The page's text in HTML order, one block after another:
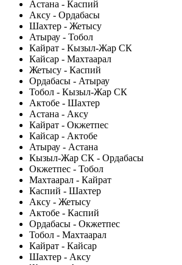
Астана - Каспий
Аксу - Ордабасы
Шахтер - Жетысу
Атырау - Тобол
Кайрат - Кызыл-Жар СК
Кайсар - Махтаарал
Жетысу - Каспий
Ордабасы - Атырау
Тобол - Кызыл-Жар СК
Актобе - Шахтер
Астана - Аксу
Кайрат - Окжетпес
Кайсар - Актобе
Атырау - Астана
Кызыл-Жар СК - Ордабасы
Окжетпес - Тобол
Махтаарал - Кайрат
Каспий - Шахтер
Аксу - Жетысу
Актобе - Каспий
Ордабасы - Окжетпес
Тобол - Махтаарал
Кайрат - Кайсар
Шахтер - Аксу